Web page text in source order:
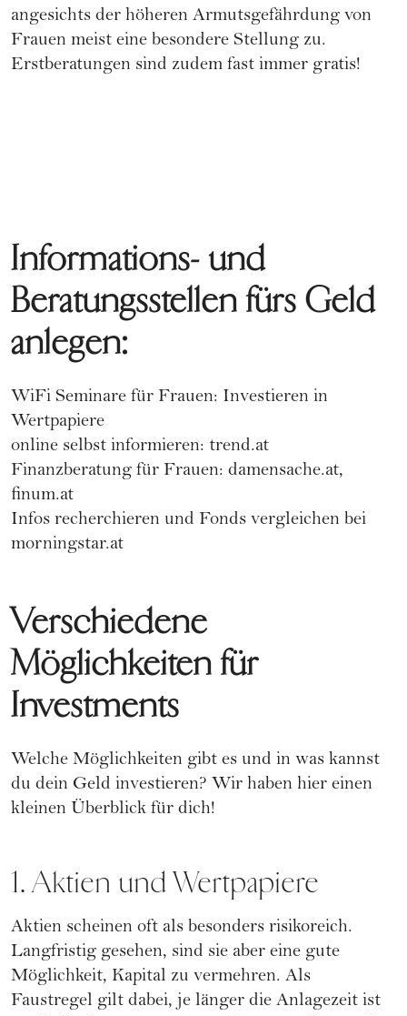
angesichts der höheren Armutsgefährdung von
Frauen meist eine besondere Stellung zu.
Erstberatungen sind zudem fast immer gratis!
Informations- und
Beratungsstellen fürs Geld
anlegen:
WiFi Seminare für Frauen: Investieren in
Wertpapiere
online selbst informieren: trend.at
Finanzberatung für Frauen: damensache.at,
finum.at
Infos recherchieren und Fonds vergleichen bei
morningstar.at
Verschiedene
Möglichkeiten für
Investments
Welche Möglichkeiten gibt es und in was kannst
du dein Geld investieren? Wir haben hier einen
kleinen Überblick für dich!
1. Aktien und Wertpapiere
Aktien scheinen oft als besonders risikoreich.
Langfristig gesehen, sind sie aber eine gute
Möglichkeit, Kapital zu vermehren. Als
Faustregel gilt dabei, je länger die Anlagezeit ist